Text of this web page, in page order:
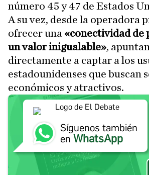
número 45 y 47 de Estados
A su vez, desde la operadora
ofrecer una «conectividad de
un valor inigualable»,
directamente a captar a los
estadounidenses que buscan
económicos y atractivos.
Síguenos también
en WhatsApp